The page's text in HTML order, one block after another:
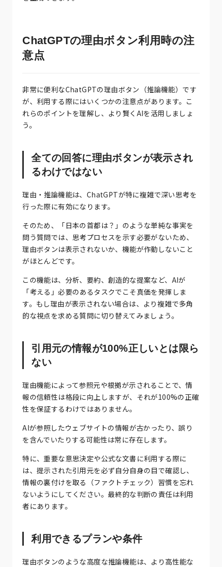
ChatGPTの理由ボタン利用時の注
意点
非常に便利なChatGPTの理由ボタン（推論機能）です
が、利用する際にはいくつかの注意点があります。こ
れらのポイントを理解し、より賢くAIを活用しましょ
う。
全ての回答に理由ボタンが表示され
るわけではない
理由・推論機能は、ChatGPTが特に複雑で深い思考を
行った際に有効になります。
そのため、「日本の首都は？」のような単純な事実を
問う質問では、思考プロセスを示す必要がないため、
理由ボタンは表示されないか、機能が作動しないこと
がほとんどです。
この機能は、分析、要約、創造的な提案など、AIが
「考える」必要のあるタスクでこそ真価を発揮しま
す。もし理由が表示されない場合は、より複雑で多角
的な視点を求める質問に切り替えてみましょう。
引用元の情報が100%正しいとは限ら
ない
理由機能によって参照元や根拠が示されることで、情
報の信頼性は格段に向上しますが、それが100%の正確
性を保証するわけではありません。
AIが参照したウェブサイトの情報が古かったり、誤り
を含んでいたりする可能性は常に存在します。
特に、重要な意思決定や公式な文書に利用する際に
は、提示された引用元を必ず自分自身の目で確認し、
情報の裏付けを取る（ファクトチェック）習慣を忘れ
ないようにしてください。最終的な判断の責任は利用
者にあります。
利用できるプランや条件
理由ボタンのような高度な推論機能は、より高性能な